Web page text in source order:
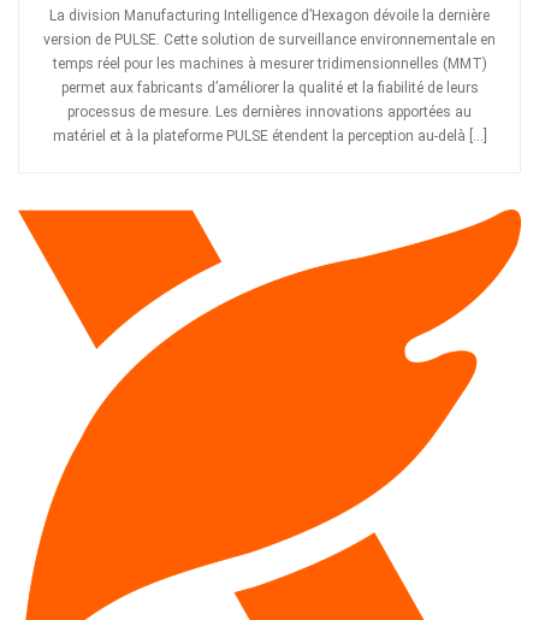
La division Manufacturing Intelligence d’Hexagon dévoile la dernière
version de PULSE. Cette solution de surveillance environnementale en
temps réel pour les machines à mesurer tridimensionnelles (MMT)
permet aux fabricants d’améliorer la qualité et la fiabilité de leurs
processus de mesure. Les dernières innovations apportées au
matériel et à la plateforme PULSE étendent la perception au-delà […]